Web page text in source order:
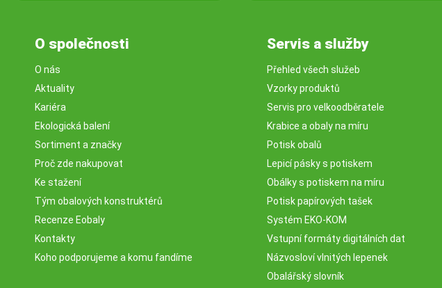
O společnosti
O nás
Aktuality
Kariéra
Ekologická balení
Sortiment a značky
Proč zde nakupovat
Ke stažení
Tým obalových konstruktérů
Recenze Eobaly
Kontakty
Koho podporujeme a komu fandíme
Servis a služby
Přehled všech služeb
Vzorky produktů
Servis pro velkoodběratele
Krabice a obaly na míru
Potisk obalů
Lepicí pásky s potiskem
Obálky s potiskem na míru
Potisk papírových tašek
Systém EKO-KOM
Vstupní formáty digitálních dat
Názvosloví vlnitých lepenek
Obalářský slovník